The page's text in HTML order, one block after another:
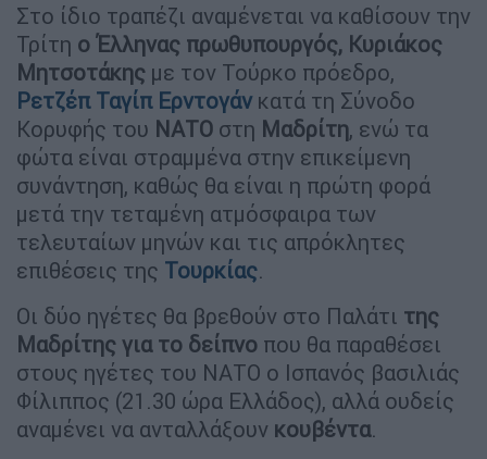
Στο ίδιο τραπέζι αναμένεται να καθίσουν την
Τρίτη ο Έλληνας πρωθυπουργός, Κυριάκος
Μητσοτάκης με τον Τούρκο πρόεδρο,
Ρετζέπ Ταγίπ Ερντογάν κατά τη Σύνοδο
Κορυφής του ΝΑΤΟ στη Μαδρίτη, ενώ τα
φώτα είναι στραμμένα στην επικείμενη
συνάντηση, καθώς θα είναι η πρώτη φορά
μετά την τεταμένη ατμόσφαιρα των
τελευταίων μηνών και τις απρόκλητες
επιθέσεις της Τουρκίας.
Οι δύο ηγέτες θα βρεθούν στο Παλάτι της
Μαδρίτης για το δείπνο που θα παραθέσει
στους ηγέτες του ΝΑΤΟ ο Ισπανός βασιλιάς
Φίλιππος (21.30 ώρα Ελλάδος), αλλά ουδείς
αναμένει να ανταλλάξουν κουβέντα.